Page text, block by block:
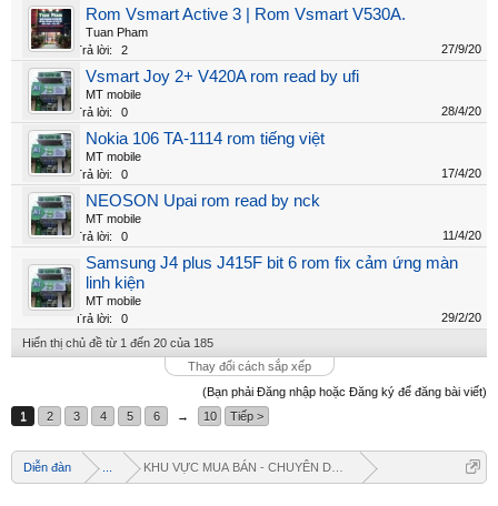
Rom Vsmart Active 3 | Rom Vsmart V530A.
Tuan Pham
Trả lời:
2 27/9/20
Vsmart Joy 2+ V420A rom read by ufi
MT mobile
Trả lời:
0 28/4/20
Nokia 106 TA-1114 rom tiếng việt
MT mobile
Trả lời:
0 17/4/20
NEOSON Upai rom read by nck
MT mobile
Trả lời:
0 11/4/20
Samsung J4 plus J415F bit 6 rom fix cảm ứng màn
linh kiện
MT mobile
Trả lời:
0
29/2/20
Hiển thị chủ đề từ 1 đến 20 của 185
Thay đổi cách sắp xếp
(Bạn phải Đăng nhập hoặc Đăng ký để đăng bài viết)
1
2 3 4 5 6 → 10 Tiếp >
Diễn đàn KHU VỰC MUA BÁN - CHUYÊN DOANH